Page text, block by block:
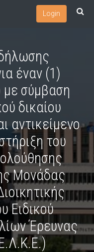
Login
έναν (1)
σύμβαση
δικαίου
αντικείμενο
του
Μονάδας
Ειδικού
Έρευνας